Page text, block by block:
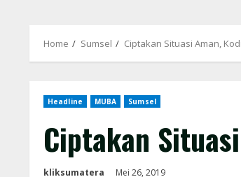
Home Sumsel Ciptakan Situasi Aman,
Headline MUBA Sumsel
Ciptakan
kliksumatera Mei 26, 2019